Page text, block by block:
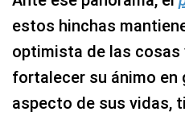
estos hinchas
optimista de las cosas
fortalecer su ánimo en
aspecto de sus vidas,